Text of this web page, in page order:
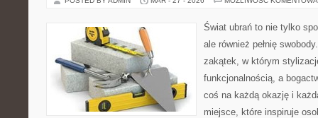
Świat ubrań to nie tylko
ale również pełnię
zakątek, w którym
funkcjonalnością, a
coś na każdą okazję i
miejsce, które inspiruje